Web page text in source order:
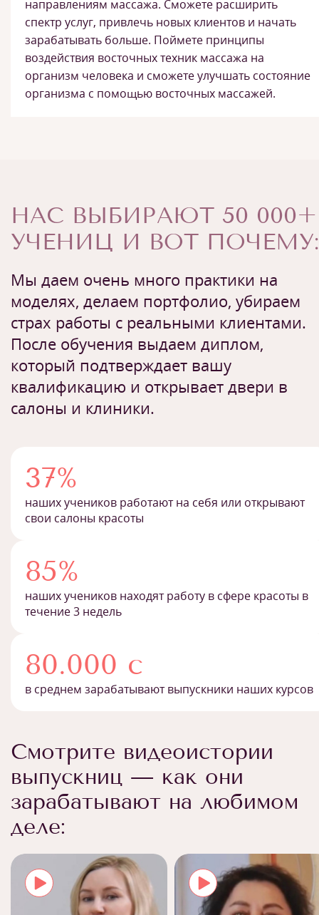
направлениям массажа. Сможете расширить
спектр услуг, привлечь новых клиентов и начать
зарабатывать больше. Поймете принципы
воздействия восточных техник массажа на
организм человека и сможете улучшать состояние
организма с помощью восточных массажей.
НАС ВЫБИРАЮТ 50 000+
УЧЕНИЦ И ВОТ ПОЧЕМУ:
Мы даем очень много практики на
моделях, делаем портфолио, убираем
страх работы с реальными клиентами.
После обучения выдаем диплом,
который подтверждает вашу
квалификацию и открывает двери в
салоны и клиники.
37%
наших учеников работают на себя или открывают
свои салоны красоты
85%
наших учеников находят работу в сфере красоты в
течение 3 недель
80.000 с
в среднем зарабатывают выпускники наших курсов
Смотрите видеоистории
выпускниц — как они
зарабатывают на любимом
деле: